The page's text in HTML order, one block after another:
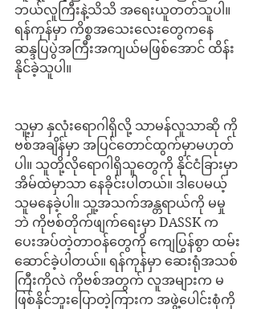
ဘယ်လူကြီးနဲ့သိသိ အရေးယူတတ်သူပါ။
ရန်ကုန်မှာ ကိစ္စအသေးလေးတွေကနေ
ဆန္ဒပြပွဲအကြီးအကျယ်မဖြစ်အောင် ထိန်း
နိုင်ခဲ့သူပါ။
သူ့မှာ နှလုံးရောဂါရှိလို့ သာမန်လူသာဆို ကို
ဗစ်အချိန်မှာ အပြင်တောင်ထွက်မှာမဟုတ်
ပါ။ သူတို့လိုရောဂါရှိသူတွေကို နိုင်ငံခြားမှာ
အိမ်ထဲမှာသာ နေခိုင်းပါတယ်။ ဒါပေမယ့်
သူမနေခဲ့ပါ။ သူ့အသက်အန္တရာယ်ကို မမှု
ဘဲ ကိုဗစ်တိုက်ဖျက်ရေးမှာ DASSK က
ပေးအပ်တဲ့တာဝန်တွေကို ကျေပြွန်စွာ ထမ်း
ဆောင်ခဲ့ပါတယ်။ ရန်ကုန်မှာ ဆေးရုံအသစ်
ကြီးကိုလဲ ကိုဗစ်အတွက် လူအများက မ
ဖြစ်နိုင်ဘူးပြောတဲ့ကြားက အဖွဲ့ပေါင်းစုံကို